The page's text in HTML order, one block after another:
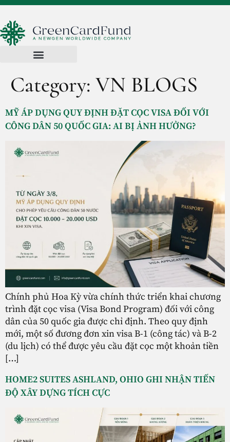
Category: VN BLOGS
MỸ ÁP DỤNG QUY ĐỊNH ĐẶT CỌC VISA ĐỐI VỚI
CÔNG DÂN 50 QUỐC GIA: AI BỊ ẢNH HƯỞNG?
Chính phủ Hoa Kỳ vừa chính thức triển khai chương
trình đặt cọc visa (Visa Bond Program) đối với công
dân của 50 quốc gia được chỉ định. Theo quy định
mới, một số đương đơn xin visa B-1 (công tác) và B-2
(du lịch) có thể được yêu cầu đặt cọc một khoản tiền
[…]
HOME2 SUITES ASHLAND, OHIO GHI NHẬN TIẾN
ĐỘ XÂY DỰNG TÍCH CỰC